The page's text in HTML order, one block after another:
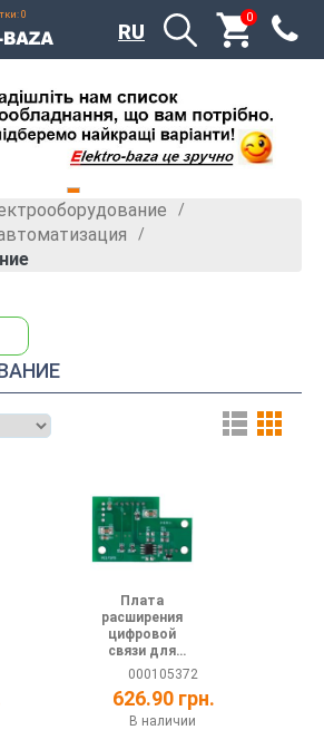
0 0
RU
»
»
x
Плата
расширения
цифровой
связи для
устройств
плавного
пуска e.s-
drive.stand
000105372
626.90 грн.
В наличии